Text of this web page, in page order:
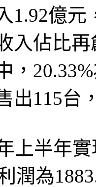
1.92億元
入佔比
，
出115台
上半年
潤為